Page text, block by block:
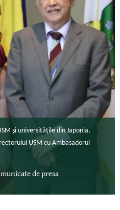
și universitățile din Japonia,
USM cu Ambasadorul
de presa